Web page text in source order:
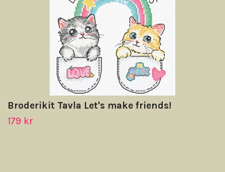
Broderikit Tavla Let's make friends!
179 kr